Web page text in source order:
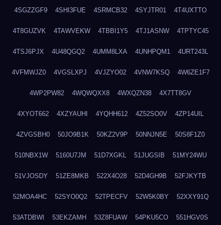
4SGZZGF9 4SHI3FUE 4SRMCB32 4SYJTR01 4T4UXTTO
4T8GUZVK 4TAWVEKW 4TBBI1Y5 4TJ1ASNW 4TPTYC45
4TSJ6PJX 4U48QGQ2 4UMM8LXA 4UNHPQM1 4URT243L
4VFMWJZ0 4VGSLXPJ 4VJZYO02 4VNW7KSQ 4W6ZE1F7
4WP2PW82 4WQWQXX8 4WXQZN38 4X7TT8GV
4XYOT662 4XZYAUHI 4YQHH612 4Z52SO0V 4ZP14UIL
4ZVGSBH0 50JO9B1K 50KZ2V9P 50NNJN5E 50S8F1Z0
510NBX1W 5160U7JM 51D7XGKL 51JUGSIB 51MY24WU
51VJOSDY 51ZE8MKB 522X4O28 52D4GH9B 52FJKYTB
52MOA4HC 52SYO0Q2 52TPECFV 52W5K0BY 52XXY91Q
53ATDBWI 53EKZAMH 53Z8FUAW 54PKU5CO 551HGV0S